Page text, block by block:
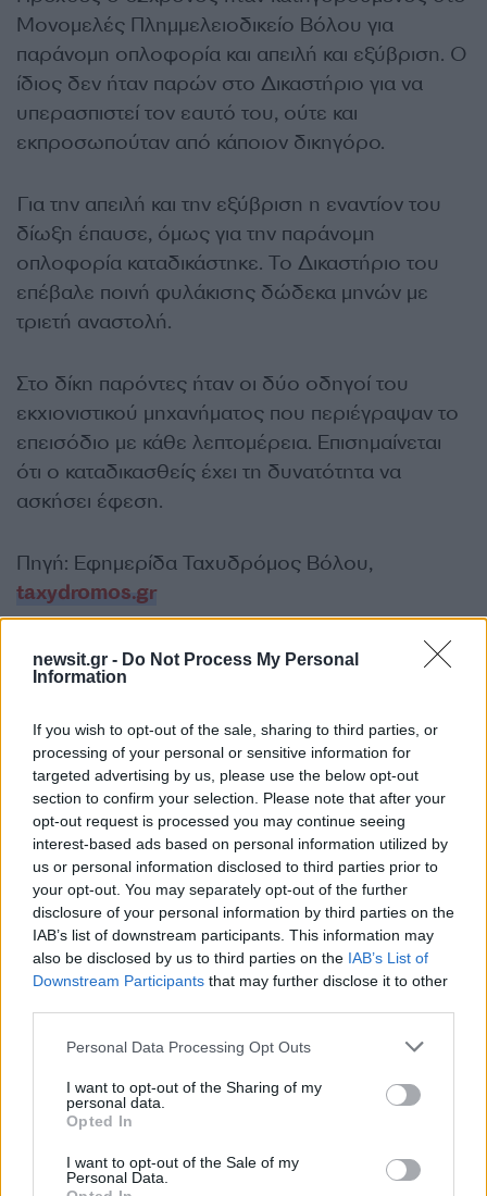
newsit.gr - Do Not Process My Personal
Information
If you wish to opt-out of the sale, sharing to third parties, or
processing of your personal or sensitive information for
targeted advertising by us, please use the below opt-out
section to confirm your selection. Please note that after your
opt-out request is processed you may continue seeing
interest-based ads based on personal information utilized by
us or personal information disclosed to third parties prior to
your opt-out. You may separately opt-out of the further
disclosure of your personal information by third parties on the
IAB’s list of downstream participants. This information may
also be disclosed by us to third parties on the IAB’s List of
Downstream Participants that may further disclose it to other
Please note that this website/app uses one or more Google
not limited to your visit or usage behaviour. You may click to
grant or deny consent to Google and its third-party tags to
use your data for below specified purposes in below Google
consent section.
Personal Data Processing Opt Outs
I want to opt-out of the Sharing of my
personal data.
Opted In
I want to opt-out of the Sale of my
Personal Data.
Μονομελές Πλημμελειοδικείο Βόλου για
παράνομη οπλοφορία και απειλή και εξύβριση. Ο
ίδιος δεν ήταν παρών στο Δικαστήριο για να
υπερασπιστεί τον εαυτό του, ούτε και
εκπροσωπούταν από κάποιον δικηγόρο.
Για την απειλή και την εξύβριση η εναντίον του
δίωξη έπαυσε, όμως για την παράνομη
οπλοφορία καταδικάστηκε. Το Δικαστήριο του
επέβαλε ποινή φυλάκισης δώδεκα μηνών με
τριετή αναστολή.
Στο δίκη παρόντες ήταν οι δύο οδηγοί του
εκχιονιστικού μηχανήματος που περιέγραψαν το
επεισόδιο με κάθε λεπτομέρεια. Επισημαίνεται
ότι ο καταδικασθείς έχει τη δυνατότητα να
ασκήσει έφεση.
Πηγή: Εφημερίδα Ταχυδρόμος Βόλου,
taxydromos.gr
Αν τα χάσατε
1 ώρα